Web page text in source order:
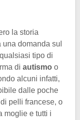
la storia
domanda sul
tipo di
di autismo o
alcuni infatti,
dalle poche
pelli francese, o
moglie e tutti i